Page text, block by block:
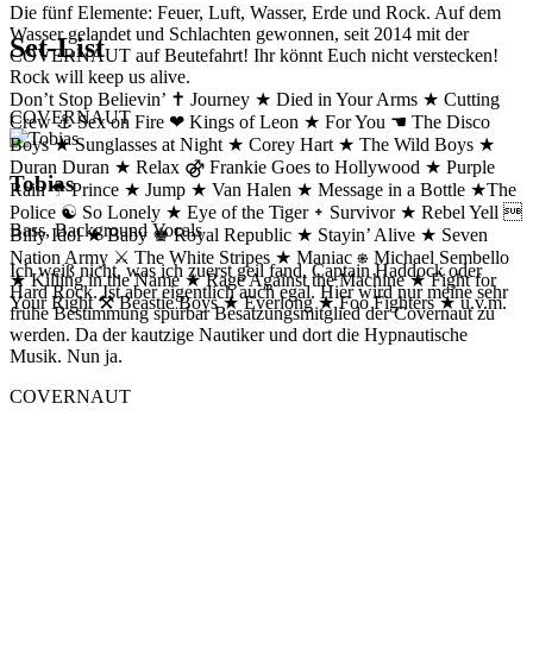
Die fünf Elemente: Feuer, Luft, Wasser, Erde und Rock. Auf dem
Wasser gelandet und Schlachten gewonnen, seit 2014 mit der
COVERNAUT auf Beutefahrt! Ihr könnt Euch nicht verstecken!
Rock will keep us alive.
COVERNAUT
Tobias
Bass, Background Vocals
Ich weiß nicht, was ich zuerst geil fand. Captain Haddock oder
Hard Rock. Ist aber eigentlich auch egal. Hier wird nur meine sehr
frühe Bestimmung spürbar Besatzungsmitglied der Covernaut zu
werden. Da der kautzige Nautiker und dort die Hypnautische
Musik. Nun ja.
COVERNAUT
Set-List
Don’t Stop Believin’ ✝ Journey ★ Died in Your Arms ★ Cutting
Crew ⚓ Sex on Fire ❤ Kings of Leon ★ For You ☚ The Disco
Boys ★ Sunglasses at Night ★ Corey Hart ★ The Wild Boys ★
Duran Duran ★ Relax ⚣ Frankie Goes to Hollywood ★ Purple
Rain ☂ Prince ★ Jump ★ Van Halen ★ Message in a Bottle ★The
Police ☯ So Lonely ★ Eye of the Tiger ᛭ Survivor ★ Rebel Yell 
Billy Idol ★ Baby ♚ Royal Republic ★ Stayin’ Alive ★ Seven
Nation Army ⚔ The White Stripes ★ Maniac ⎈ Michael Sembello
★ Killing in the Name ★ Rage Against the Machine ★ Fight for
Your Right ⚒ Beastie Boys ★ Everlong ★ Foo Fighters ★ u.v.m.